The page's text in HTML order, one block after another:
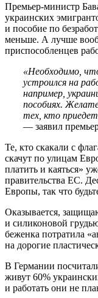
Премьер-министр
украинских
и пособие по
меньше. А лучше
приспособленцев
«Необходимо,
устроился на
например,
пособиях.
тех, кто приедет
— заявил
Те, кто скакали с
скачут по улицам
платить и каяться»
правительства ЕС.
Европы, так что
Оказывается,
и силиконовой
беженка потратила
на дорогие
В Германии
живут 60%
и работать они не